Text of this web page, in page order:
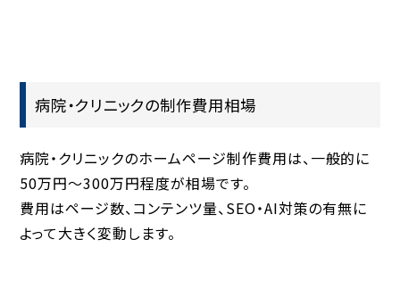
病院・クリニックの制作費用相場
病院・クリニックのホームページ制作費用は、一般的に
50万円〜300万円程度が相場です。
費用はページ数、コンテンツ量、SEO・AI対策の有無に
よって大きく変動します。